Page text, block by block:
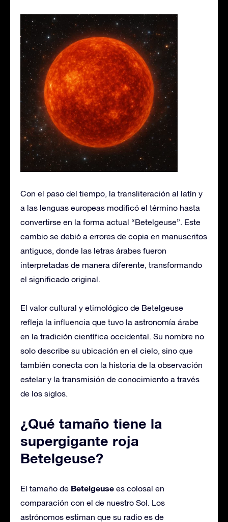
Con el paso del tiempo, la transliteración al latín y
a las lenguas europeas modificó el término hasta
convertirse en la forma actual “Betelgeuse”. Este
cambio se debió a errores de copia en manuscritos
antiguos, donde las letras árabes fueron
interpretadas de manera diferente, transformando
el significado original.
El valor cultural y etimológico de Betelgeuse
refleja la influencia que tuvo la astronomía árabe
en la tradición científica occidental. Su nombre no
solo describe su ubicación en el cielo, sino que
también conecta con la historia de la observación
estelar y la transmisión de conocimiento a través
de los siglos.
¿Qué tamaño tiene la
supergigante roja
Betelgeuse?
El tamaño de Betelgeuse es colosal en
comparación con el de nuestro Sol. Los
astrónomos estiman que su radio es de